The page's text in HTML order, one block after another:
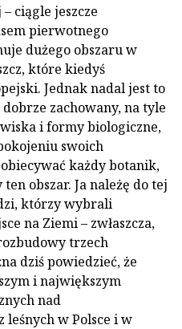
ciągle jeszcze
pierwotnego
dużego obszaru w
które kiedyś
Jednak nadal jest to
zachowany, na tyle
i formy biologiczne,
swoich
każdy botanik,
obszar. Ja należę do tej
którzy wybrali
na Ziemi – zwłaszcza,
trzech
dziś powiedzieć, że
i największym
nad
w Polsce i w